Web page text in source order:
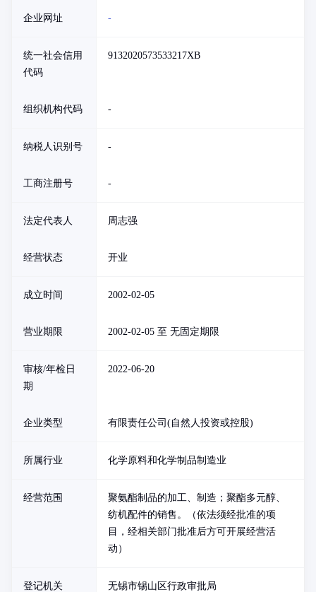
企业网址 -
统一社会信用
代码
9132020573533217XB
组织机构代码 -
纳税人识别号 -
工商注册号 -
法定代表人 周志强
经营状态 开业
成立时间 2002-02-05
营业期限 2002-02-05 至 无固定期限
审核/年检日
期
2022-06-20
企业类型 有限责任公司(自然人投资或控股)
所属行业 化学原料和化学制品制造业
经营范围
聚氨酯制品的加工、制造；聚酯多元醇、
纺机配件的销售。（依法须经批准的项
目，经相关部门批准后方可开展经营活
动）
登记机关 无锡市锡山区行政审批局